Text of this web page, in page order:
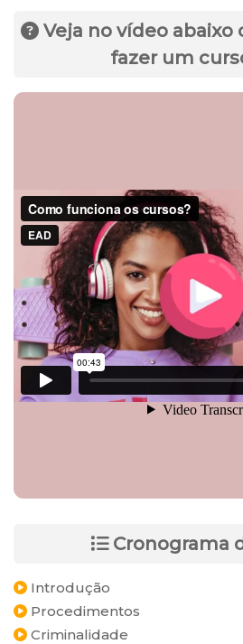
Veja no vídeo abaixo
fazer um
Cronograma
Introdução
Procedimentos
Criminalidade